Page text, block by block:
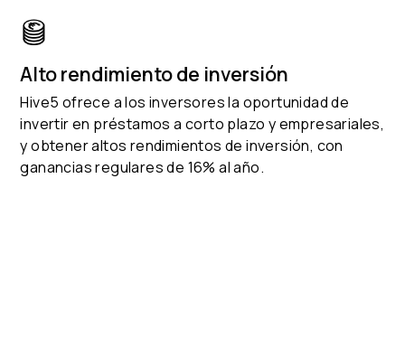
Alto rendimiento de inversión
Hive5 ofrece a los inversores la oportunidad de
invertir en préstamos a corto plazo y empresariales,
y obtener altos rendimientos de inversión, con
ganancias regulares de 16% al año.